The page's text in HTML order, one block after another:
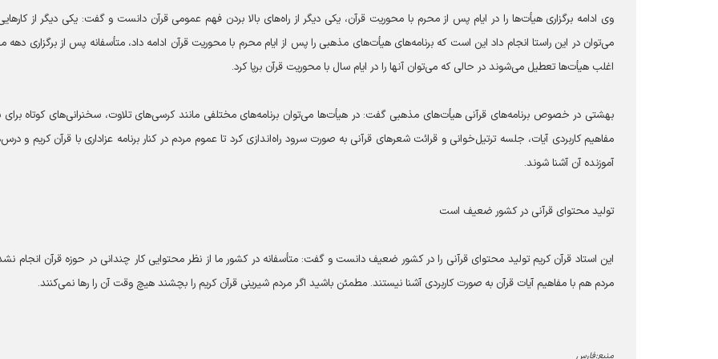
وی ادامه برگزاری هیأت‌ها را در ایام پس از محرم با محوریت قرآن، یکی دیگر از راه‌های بالا بردن فهم عمومی قرآن دانست و گفت: یکی دیگر از
می‌توان در این راستا انجام داد این است که برنامه‌های هیأت‌های مذهبی را پس از ایام محرم با محوریت قرآن ادامه داد، متأسفانه پس از برگزاری دهه
اغلب هیأت‌ها تعطیل می‌شوند در حالی که می‌توان آنها را در ایام سال با محوریت قرآن برپا کرد.
بهشتی در خصوص برنامه‌های قرآنی هیأت‌های مذهبی گفت: در هیأت‌ها می‌توان برنامه‌های مختلفی مانند کرسی‌های تلاوت، سخنرانی‌های کوتاه برای
مفاهیم کاربردی آیات، جلسه ترتیل‌خوانی و قرائت شعر‌های قرآنی به صورت سرود راه‌اندازی کرد تا عموم مردم در کنار برنامه‌ عزاداری با قرآن کریم و
آموزنده آن آشنا شوند.
تولید محتوای قرآنی در کشور ضعیف است
این استاد قرآن کریم تولید محتوای قرآنی را در کشور ضعیف دانست و گفت: متأسفانه در کشور ما از نظر محتوایی کار چندانی در حوزه قرآن انجام
مردم هم با مفاهیم آیات قرآن به صورت کاربردی آشنا نیستند. مطمئن باشید اگر مردم شیرینی قرآن کریم را بچشند هیچ وقت آن را رها نمی‌کنند.
منبع:فارس